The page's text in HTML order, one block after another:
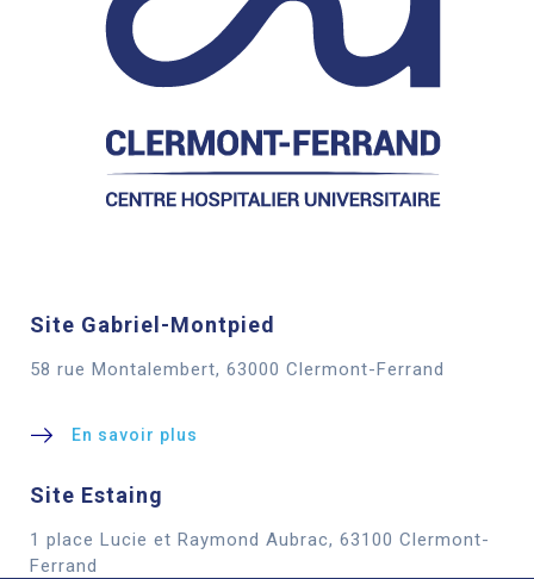
Site Gabriel-Montpied
58 rue Montalembert, 63000 Clermont-Ferrand
En savoir plus
Site Estaing
1 place Lucie et Raymond Aubrac, 63100 Clermont-
Ferrand